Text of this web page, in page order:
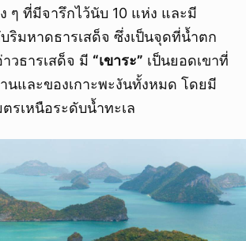
ๆ ที่มีจารึกไว้นับ 10 แห่ง และมี
ริมหาดธารเสด็จ ซึ่งเป็นจุดที่น้ำตก
วธารเสด็จ มี “เขาระ” เป็นยอดเขาที่
นและของเกาะพะงันทั้งหมด โดยมี
รเหนือระดับน้ำทะเล